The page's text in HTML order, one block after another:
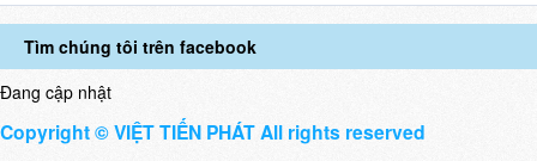
Tìm chúng tôi trên facebook
Đang cập nhật
Copyright © VIỆT TIẾN PHÁT All rights reserved